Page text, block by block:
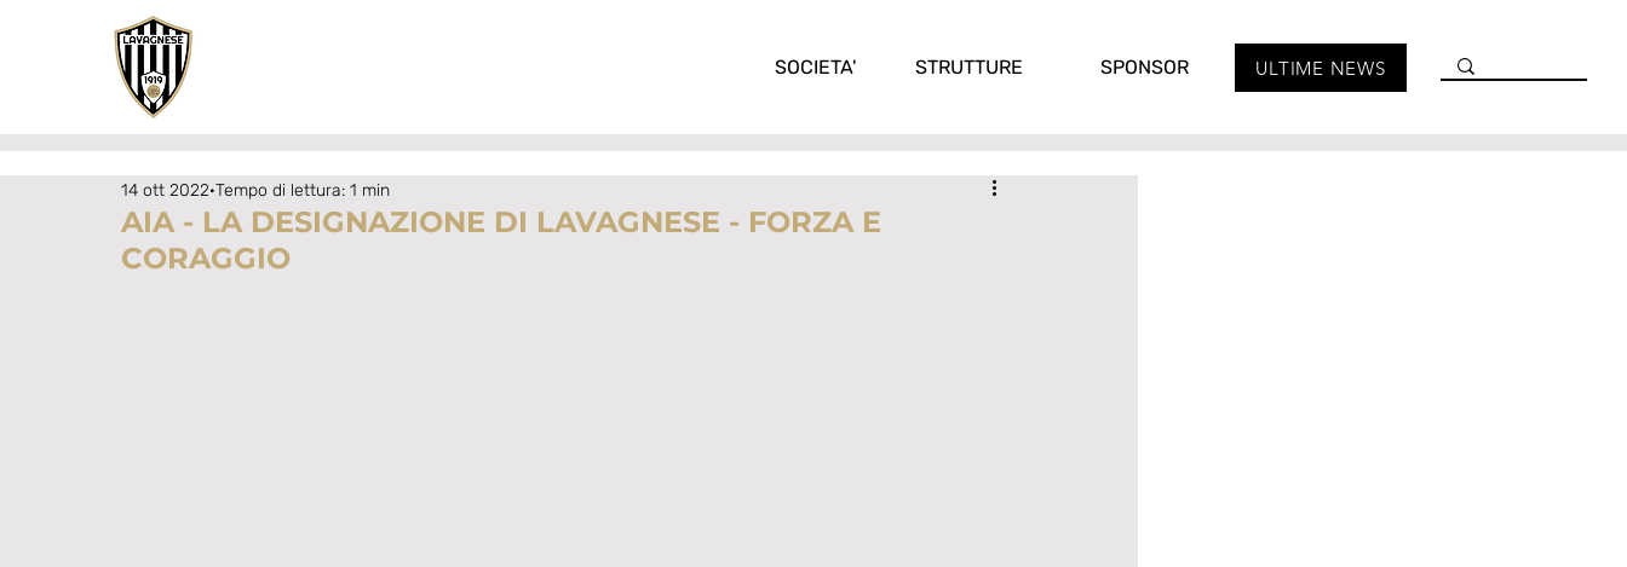
SOCIETA' STRUTTURE SPONSOR ULTIME NEWS
AIA - LA DESIGNAZIONE DI LAVAGNESE - FORZA E
CORAGGIO
14 ott 2022 Tempo di lettura: 1 min